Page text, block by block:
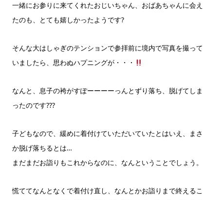
一緒にお参りに来てくれたおじいちゃん、おばあちゃんに会え
たのも、とても嬉しかったようです?
そんな大はしゃぎのテンションで参拝前に境内で写真を撮って
いましたら、思わぬハプニングが・・・
なんと、息子の袴がすぽーーーーっんとずり落ち、脱げてしま
ったのです???
子どもなので、緩めに着付けていただいていたとはいえ、まさ
か脱げ落ちるとは…
まだまだお詣りもこれからなのに、なんということでしょう。
慌ててなんとなくで着付け直し、なんとかお詣りまで終えるこ